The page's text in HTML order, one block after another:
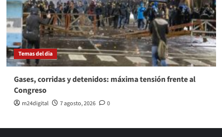
Temas del dia
Gases, corridas y detenidos: máxima tensión frente al
Congreso
m24digital 7 agosto, 2026 0